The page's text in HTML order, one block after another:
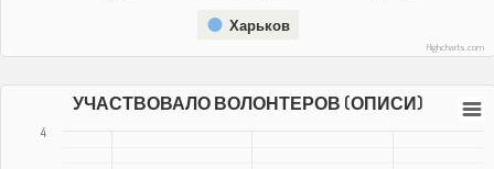
Харьков
Highcharts.com
УЧАСТВОВАЛО ВОЛОНТЕРОВ (ОПИСИ)
4